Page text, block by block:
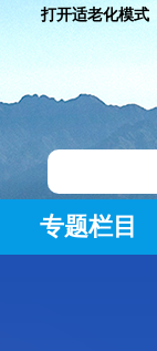
打开适老化模式
专题栏目